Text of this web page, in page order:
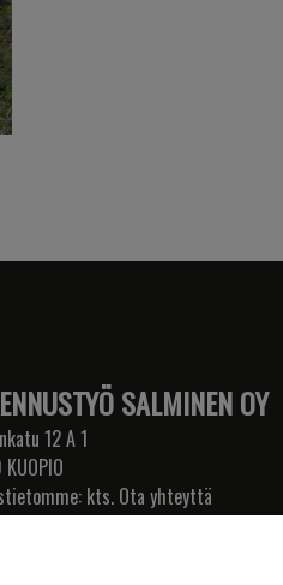
SALMINEN OY
12 A 1
kts. Ota yhteyttä